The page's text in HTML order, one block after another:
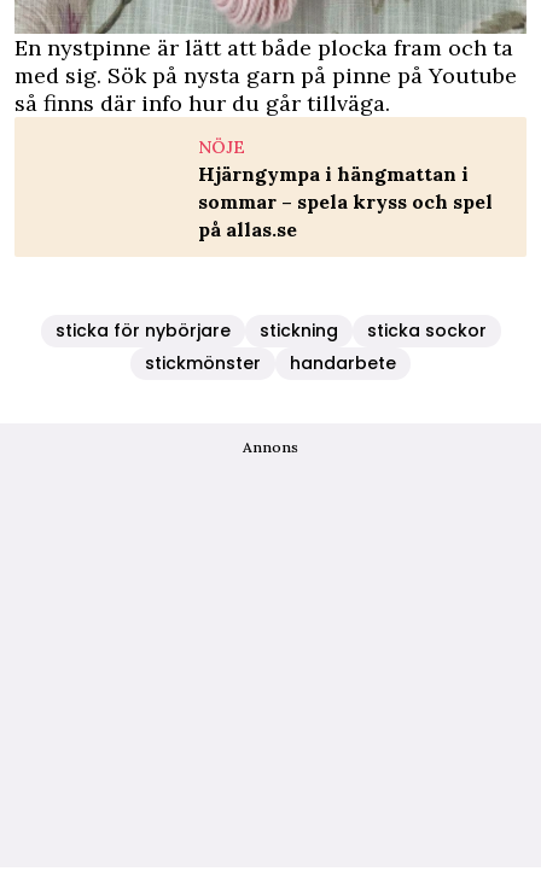
En nystpinne är lätt att både plocka fram och ta
med sig. Sök på nysta garn på pinne på Youtube
så finns där info hur du går tillväga.
NÖJE
Hjärngympa i hängmattan i
sommar – spela kryss och spel
på allas.se
sticka för nybörjare stickning
sticka sockor
stickmönster
handarbete
Annons